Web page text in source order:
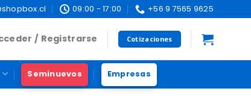
09:00 - 17:00 +56 9 7565 9625
/ Registrarse Cotizaciones
Seminuevos Empresas